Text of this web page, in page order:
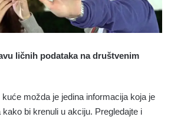
ličnih podataka na društvenim
možda je jedina informacija koja je
bi krenuli u akciju. Pregledajte i